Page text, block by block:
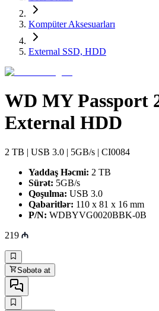
Kompüter Aksesuarları
External SSD, HDD
WD MY Passport
External HDD
2 TB | USB 3.0 | 5GB/s | CI0084
Yaddaş Həcmi: 2 TB
Sürət: 5GB/s
Qoşulma: USB 3.0
Qabaritlər: 110 x 81 x 16 mm
P/N: WDBYVG0020BBK-0B
219
Səbətə at